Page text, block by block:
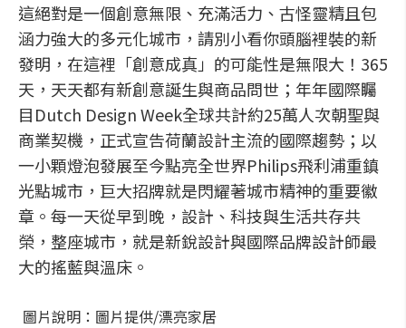
這絕對是一個創意無限、充滿活力、古怪靈精且包
涵力強大的多元化城市，請別小看你頭腦裡裝的新
發明，在這裡「創意成真」的可能性是無限大！365
天，天天都有新創意誕生與商品問世；年年國際矚
目Dutch Design Week全球共計約25萬人次朝聖與
商業契機，正式宣告荷蘭設計主流的國際趨勢；以
一小顆燈泡發展至今點亮全世界Philips飛利浦重鎮
光點城市，巨大招牌就是閃耀著城市精神的重要徽
章。每一天從早到晚，設計、科技與生活共存共
榮，整座城市，就是新銳設計與國際品牌設計師最
大的搖藍與溫床。
圖片說明：圖片提供/漂亮家居